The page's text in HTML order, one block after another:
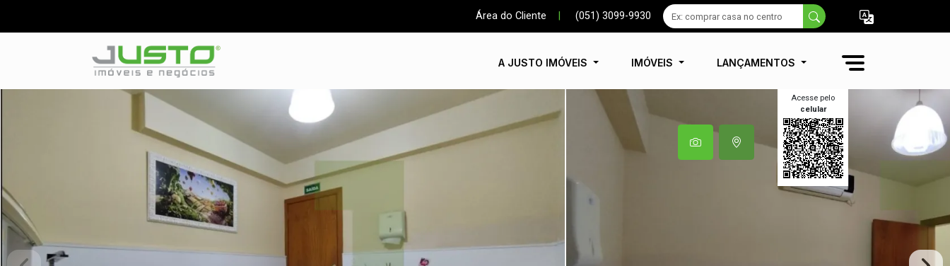
Área do Cliente (051) 3099-9930
A JUSTO IMÓVEIS IMÓVEIS LANÇAMENTOS
Acesse pelo
celular